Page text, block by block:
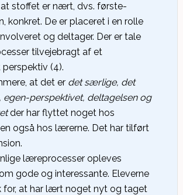
at stoffet er nært, dvs. første-
konkret. De er placeret i en rolle
og deltager. Der er tale
tilvejebragt af et
(4).
at det er det særlige, det
egen-perspektivet, deltagelsen og
der har flyttet noget hos
også hos lærerne. Det har tilført
læreprocesser opleves
gode og interessante. Eleverne
for, at har lært noget nyt og taget